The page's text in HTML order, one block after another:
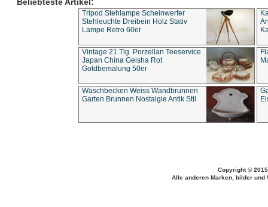
Tripod Stehlampe Scheinwerfer
Stehleuchte Dreibein Holz Stativ
Lampe Retro 60er
Vintage 21 Tlg. Porzellan Teeservice
Japan China Geisha Rot
Goldbemalung 50er
Waschbecken Weiss Wandbrunnen
Garten Brunnen Nostalgie Antik Stil
Copyright ©
Alle anderen Marken, bilder und